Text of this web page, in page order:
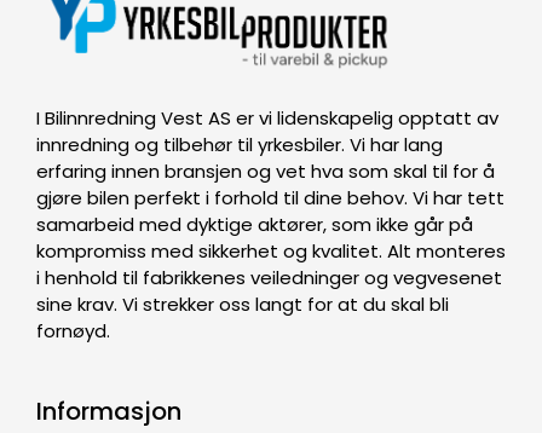
I Bilinnredning Vest AS er vi lidenskapelig opptatt av
innredning og tilbehør til yrkesbiler. Vi har lang
erfaring innen bransjen og vet hva som skal til for å
gjøre bilen perfekt i forhold til dine behov. Vi har tett
samarbeid med dyktige aktører, som ikke går på
kompromiss med sikkerhet og kvalitet. Alt monteres
i henhold til fabrikkenes veiledninger og vegvesenet
sine krav. Vi strekker oss langt for at du skal bli
fornøyd.
Informasjon